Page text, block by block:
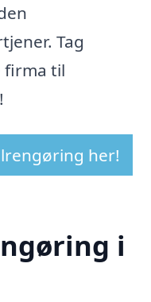
Tag
firma til
her!
i